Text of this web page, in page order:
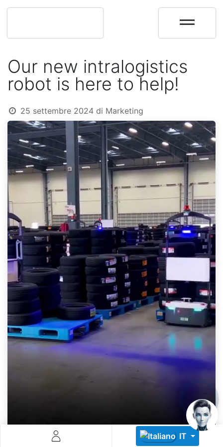
IT
Our new intralogistics
robot is here to help!
25 settembre 2024 di Marketing
Descoperă RiA Ecosystem
Platformă integrată pentru managementul flotei de roboți
Monitorizare în timp real și analiză date
Conectează roboți, software și servicii într-o singură
Scalabil de la 1 robot la zeci de unități